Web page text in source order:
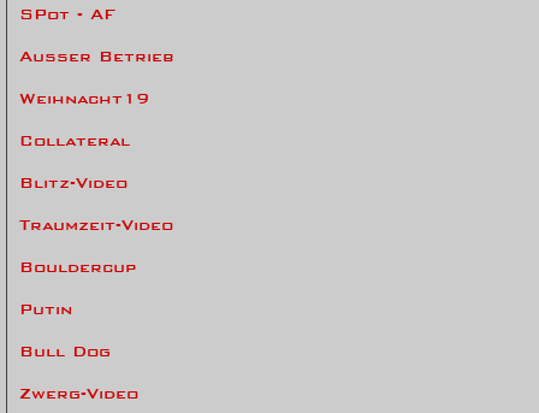
SPot - AF
Ausser Betrieb
Weihnacht19
Collateral
Blitz-Video
Traumzeit-Video
Bouldercup
Putin
Bull Dog
Zwerg-Video